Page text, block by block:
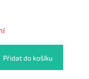
Přidat do košíku